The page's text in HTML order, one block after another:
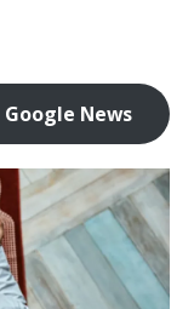
Google News